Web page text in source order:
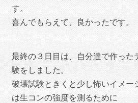
す。
喜んでもらえて、良かったです。
最終の３日目は、自分達で作った
験をしました。
破壊試験ときくと少し怖いイメー
は生コンの強度を測るために